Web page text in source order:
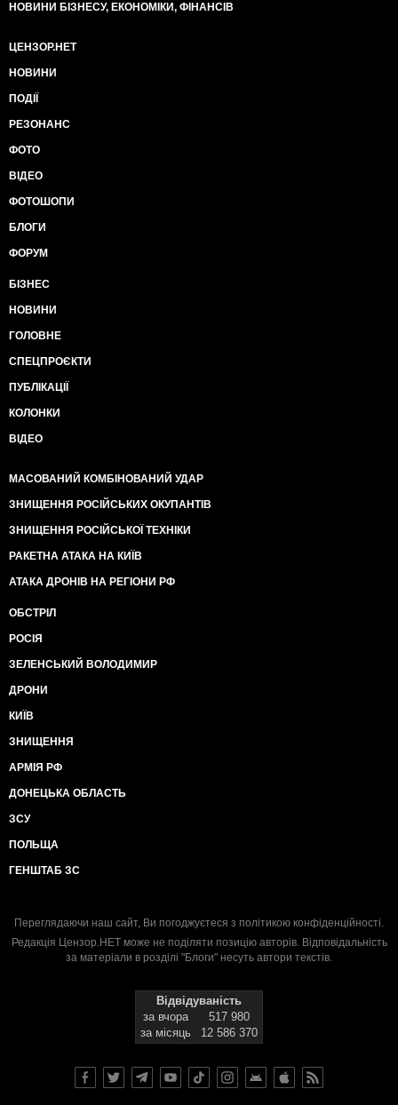
НОВИНИ БІЗНЕСУ, ЕКОНОМІКИ, ФІНАНСІВ
ЦЕНЗОР.НЕТ
НОВИНИ
ПОДІЇ
РЕЗОНАНС
ФОТО
ВІДЕО
ФОТОШОПИ
БЛОГИ
ФОРУМ
БІЗНЕС
НОВИНИ
ГОЛОВНЕ
СПЕЦПРОЄКТИ
ПУБЛІКАЦІЇ
КОЛОНКИ
ВІДЕО
МАСОВАНИЙ КОМБІНОВАНИЙ УДАР
ЗНИЩЕННЯ РОСІЙСЬКИХ ОКУПАНТІВ
ЗНИЩЕННЯ РОСІЙСЬКОЇ ТЕХНІКИ
РАКЕТНА АТАКА НА КИЇВ
АТАКА ДРОНІВ НА РЕГІОНИ РФ
ОБСТРІЛ
РОСІЯ
ЗЕЛЕНСЬКИЙ ВОЛОДИМИР
ДРОНИ
КИЇВ
ЗНИЩЕННЯ
АРМІЯ РФ
ДОНЕЦЬКА ОБЛАСТЬ
ЗСУ
ПОЛЬЩА
ГЕНШТАБ ЗС
Переглядаючи наш сайт, Ви погоджуєтеся з політикою конфіденційності.
Редакція Цензор.НЕТ може не поділяти позицію авторів. Відповідальність
за матеріали в розділі "Блоги" несуть автори текстів.
Відвідуваність
за вчора
517 980
за місяць
12 586 370